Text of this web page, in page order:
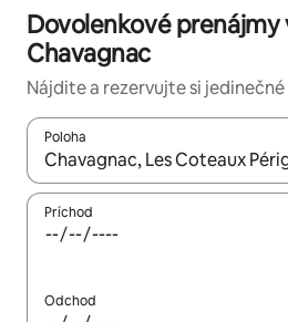
Dovolenkové prenájmy
Chavagnac
Nájdite a rezervujte si
Poloha
Keď budú výsledky k dispozícii,
Príchod
Odchod